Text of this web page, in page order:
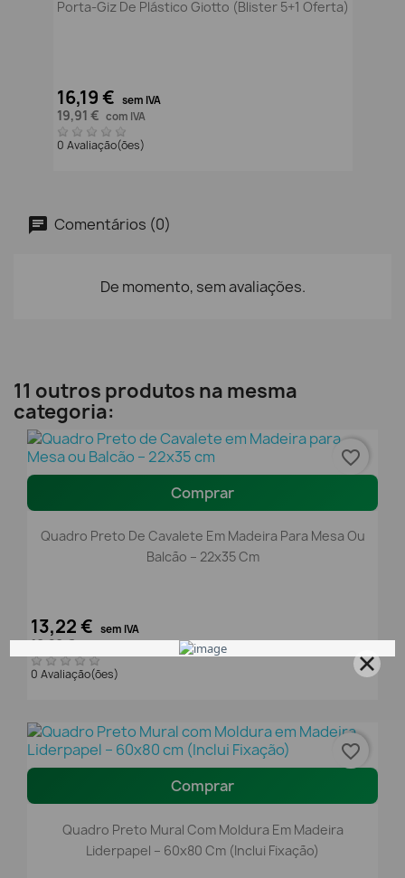
Porta-Giz De Plástico Giotto (Blister 5+1 Oferta)
16,19 € sem IVA
19,91 € com IVA
0 Avaliação(ões)
Comentários (0)
De momento, sem avaliações.
11 outros produtos na mesma
categoria:
Comprar
Quadro Preto De Cavalete Em Madeira Para Mesa Ou
Balcão – 22x35 Cm
13,22 € sem IVA
16,26 €
0 Avaliação(ões)
favorite_border
Comprar
Quadro Preto Mural Com Moldura Em Madeira
Liderpapel – 60x80 Cm (Inclui Fixação)
favorite_border